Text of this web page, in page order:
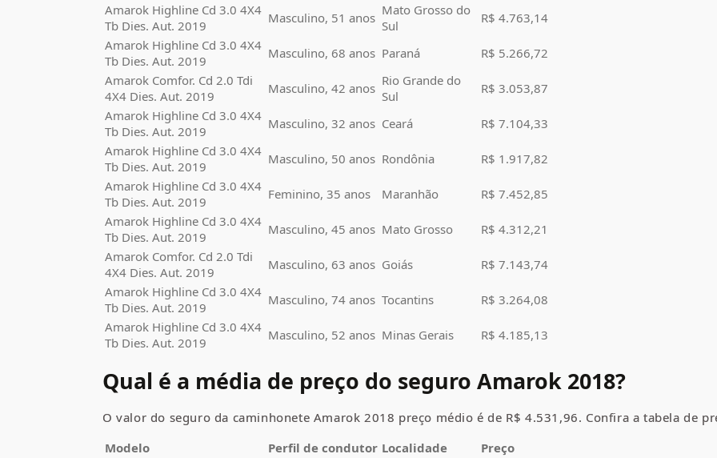
Amarok Highline Cd 3.0 4X4
Tb Dies. Aut. 2019
Masculino, 51 anos Mato Grosso do
Sul
R$ 4.763,14
Amarok Highline Cd 3.0 4X4
Tb Dies. Aut. 2019
Masculino, 68 anos Paraná
R$ 5.266,72
Amarok Comfor. Cd 2.0 Tdi
4X4 Dies. Aut. 2019
Masculino, 42 anos Rio Grande do
Sul
R$ 3.053,87
Amarok Highline Cd 3.0 4X4
Tb Dies. Aut. 2019
Masculino, 32 anos Ceará
R$ 7.104,33
Amarok Highline Cd 3.0 4X4
Tb Dies. Aut. 2019
Masculino, 50 anos Rondônia
R$ 1.917,82
Amarok Highline Cd 3.0 4X4
Tb Dies. Aut. 2019
Feminino, 35 anos Maranhão
R$ 7.452,85
Amarok Highline Cd 3.0 4X4
Tb Dies. Aut. 2019
Masculino, 45 anos Mato Grosso
R$ 4.312,21
Amarok Comfor. Cd 2.0 Tdi
4X4 Dies. Aut. 2019
Masculino, 63 anos Goiás
R$ 7.143,74
Amarok Highline Cd 3.0 4X4
Tb Dies. Aut. 2019
Masculino, 74 anos Tocantins
R$ 3.264,08
Amarok Highline Cd 3.0 4X4
Tb Dies. Aut. 2019
Masculino, 52 anos Minas Gerais R$ 4.185,13
Qual é a média de preço do seguro Amarok 2018?
O valor do seguro da caminhonete Amarok2018 preço médio é de R$ 4.531,96. Confira a tabela de
Modelo
Perfil de condutor Localidade
Preço